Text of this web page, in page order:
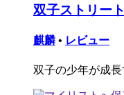
双子ストリート
麒麟 • レビュー
双子の少年が成